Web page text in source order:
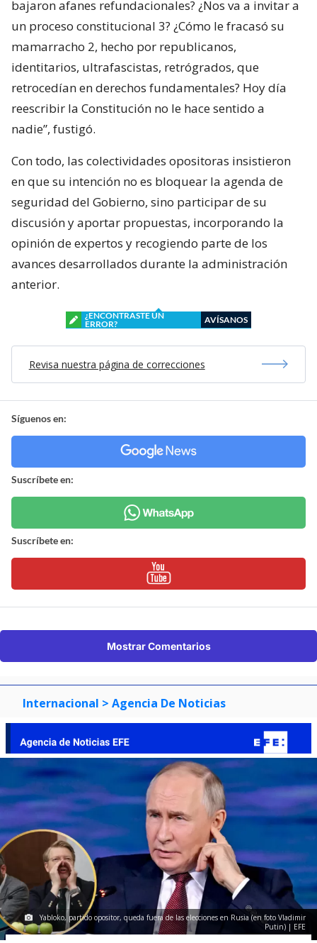
bajaron afanes refundacionales? ¿Nos va a invitar a
un proceso constitucional 3? ¿Cómo le fracasó su
mamarracho 2, hecho por republicanos,
identitarios, ultrafascistas, retrógrados, que
retrocedían en derechos fundamentales? Hoy día
reescribir la Constitución no le hace sentido a
nadie”, fustigó.
Con todo, las colectividades opositoras insistieron
en que su intención no es bloquear la agenda de
seguridad del Gobierno, sino participar de su
discusión y aportar propuestas, incorporando la
opinión de expertos y recogiendo parte de los
avances desarrollados durante la administración
anterior.
¿ENCONTRASTE UN
ERROR?
AVÍSANOS
Revisa nuestra página de correcciones
Síguenos en:
Suscríbete en:
Suscríbete en:
Mostrar Comentarios
Internacional > Agencia De Noticias
Yabloko, partido opositor, queda fuera de las elecciones en Rusia (en foto Vladimir
Putin) | EFE